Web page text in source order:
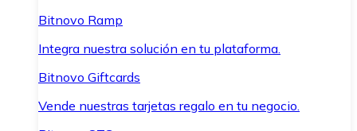
Bitnovo Ramp
Integra nuestra solución en tu plataforma.
Bitnovo Giftcards
Vende nuestras tarjetas regalo en tu negocio.